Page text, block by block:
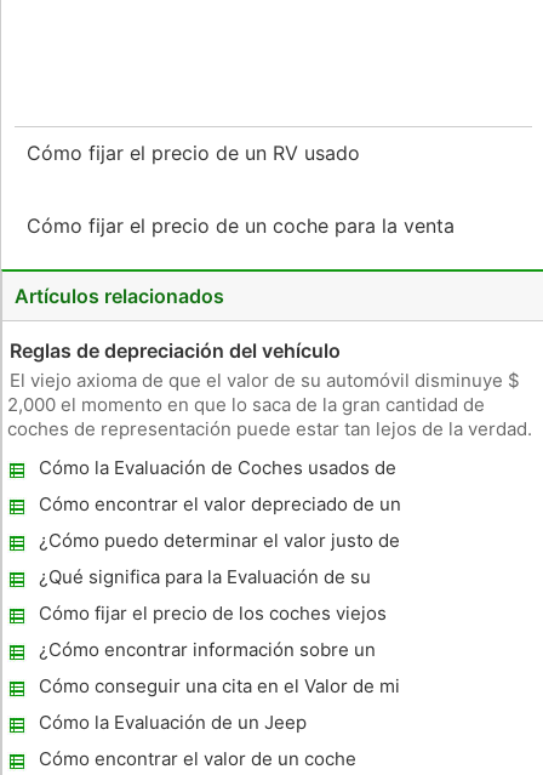
Cómo fijar el precio de un RV usado
Cómo fijar el precio de un coche para la venta
Artículos relacionados
Reglas de depreciación del vehículo
El viejo axioma de que el valor de su automóvil disminuye $
2,000 el momento en que lo saca de la gran cantidad de
coches de representación puede estar tan lejos de la verdad.
valoración de autos, el mayor gasto para los vehículos nuevos
es la d
Cómo la Evaluación de Coches usados ​​de
Dodge
Cómo encontrar el valor depreciado de un
coche
¿Cómo puedo determinar el valor justo de
mercado de un vehículo de 2002 ?
¿Qué significa para la Evaluación de su
coche?
Cómo fijar el precio de los coches viejos
¿Cómo encontrar información sobre un
coche en el número VIN
Cómo conseguir una cita en el Valor de mi
coche
Cómo la Evaluación de un Jeep
Cómo encontrar el valor de un coche